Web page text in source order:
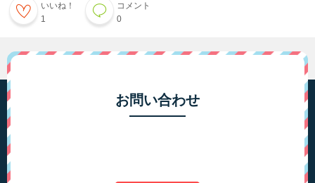
いいね！
1
コメント
0
お問い合わせ